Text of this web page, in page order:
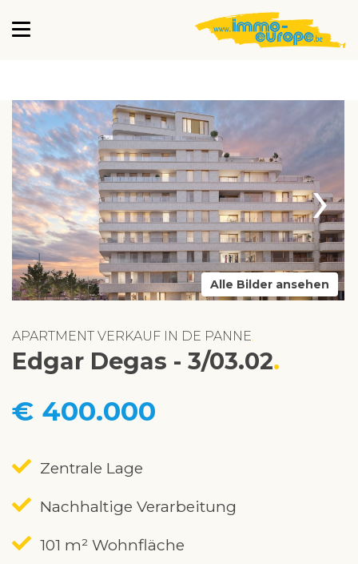
›
Alle Bilder ansehen
APARTMENT VERKAUF IN DE PANNE
Edgar Degas - 3/03.02
€ 400.000
Zentrale Lage
Nachhaltige Verarbeitung
101 m² Wohnfläche